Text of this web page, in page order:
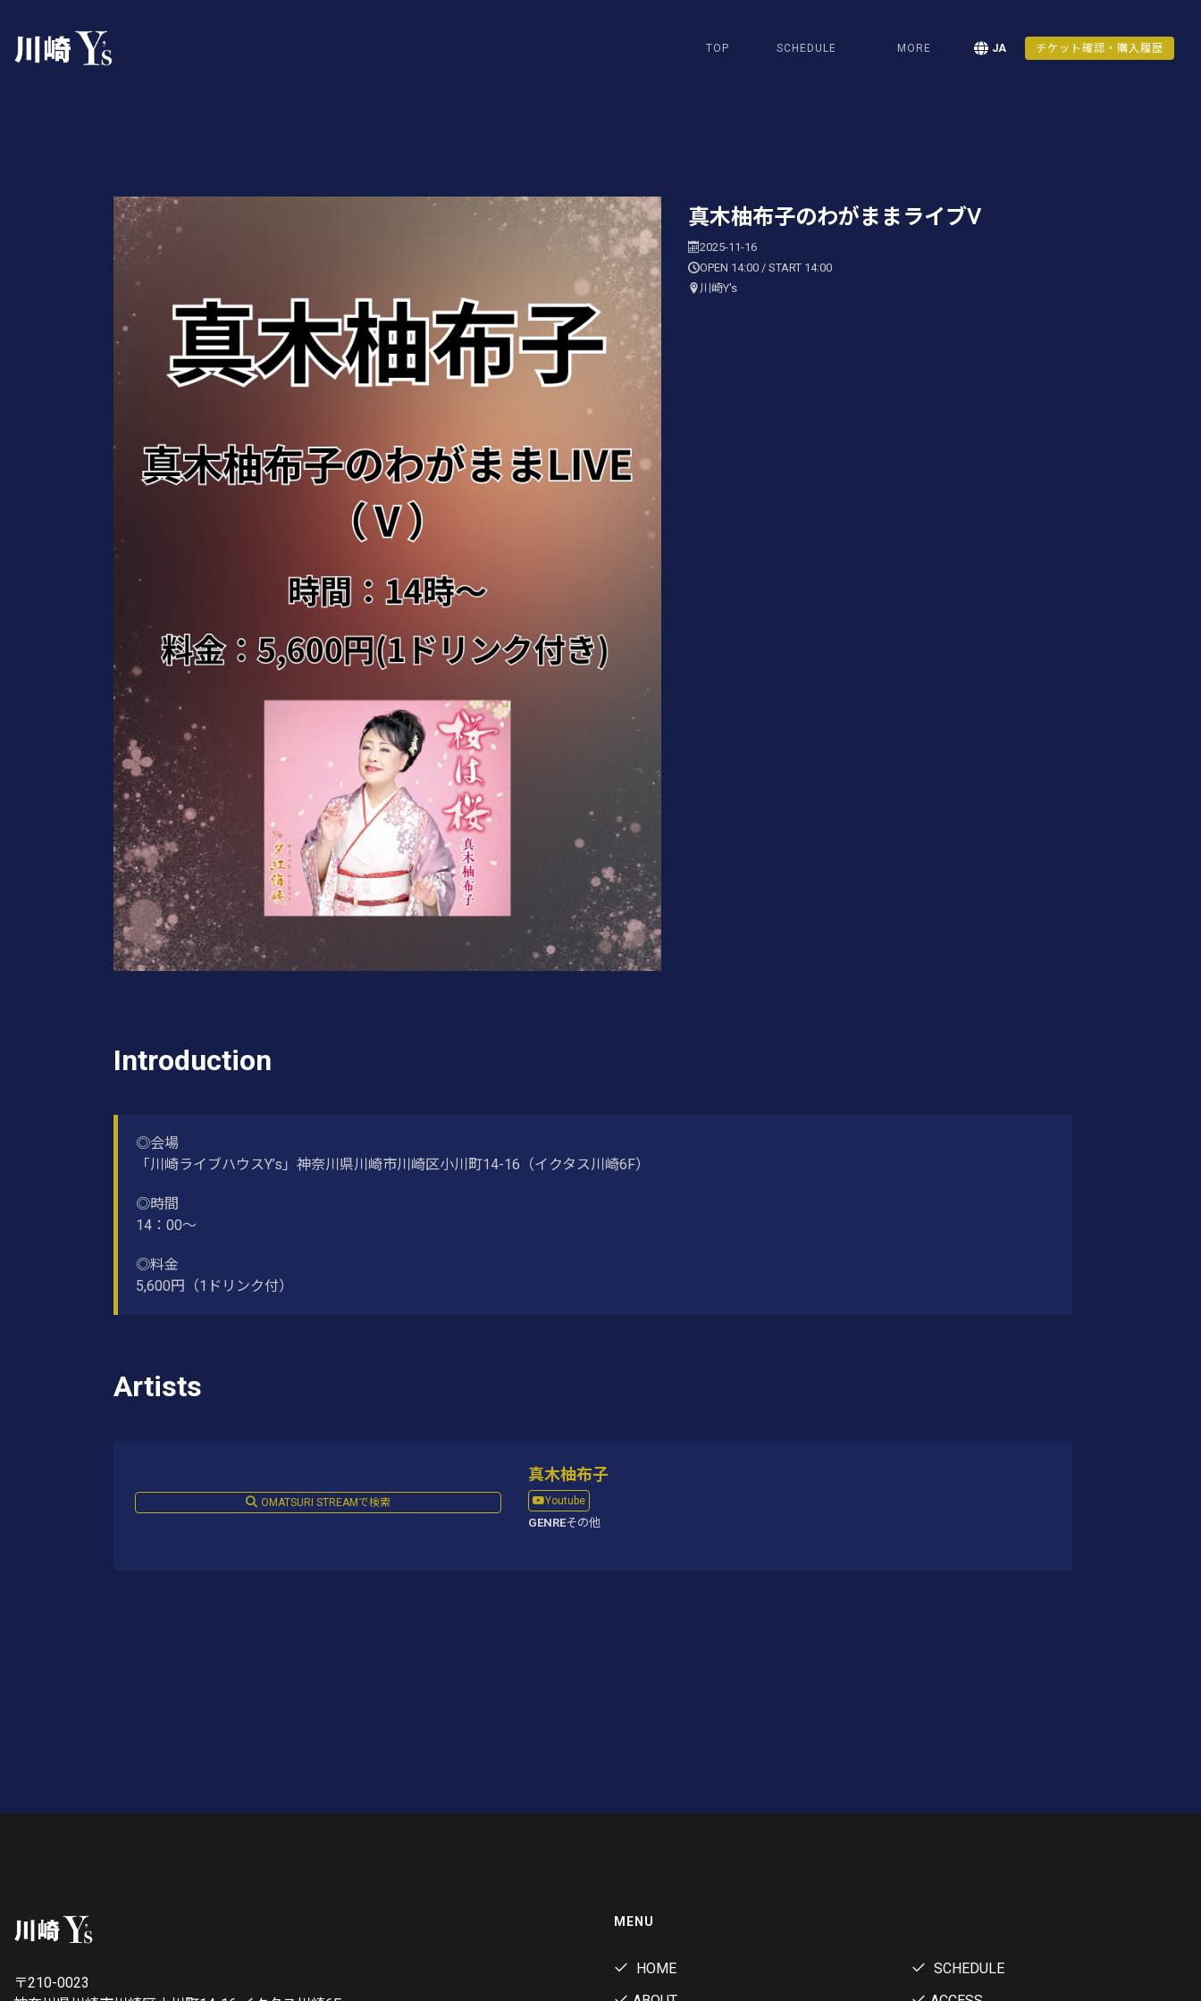
TOP SCHEDULE MORE JA チケット確認・購入履歴
真木柚布子のわがままライブⅤ
2025-11-16
OPEN 14:00 / START 14:00
川崎Y's
Introduction
◎会場
「川崎ライブハウスY’s」神奈川県川崎市川崎区小川町14-16（イクタス川崎6F）
◎時間
14：00～
◎料金
5,600円（1ドリンク付）
Artists
OMATSURI STREAMで検索
真木柚布子
Youtube
GENREその他
〒210-0023
MENU
HOME
SCHEDULE